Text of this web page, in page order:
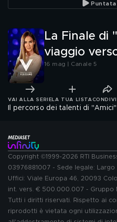
La Finale di
viaggio
16 mag | Canale 5
VAI ALLA SERIE LA TUA LISTA
Il percorso dei talenti di
Copyright ©1999-2026 RTI
03976881007 - Sede legale:
Uffici: Viale Europa 46, 20093
int. vers. € 500.000.007 - Gruppo
Tutti i diritti riservati. Rispetto ai
riprodotti è vietata ogni